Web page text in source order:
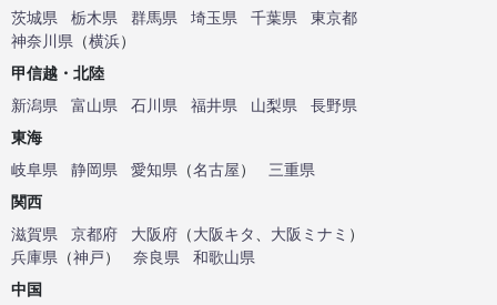
茨城県
栃木県 群馬県 埼玉県 千葉県
東京都
神奈川県 （横浜）
甲信越・北陸
新潟県
富山県 石川県 福井県 山梨県
長野県
東海
岐阜県
静岡県 愛知県 （名古屋）
三重県
関西
滋賀県
京都府 大阪府 （大阪キタ 大阪ミナミ ）
兵庫県 （神戸） 奈良県
和歌山県
中国